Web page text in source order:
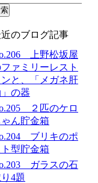
のブログ記事
上野松坂屋
ァミリーレスト
ンと、「メガネ肝
の器
２匹のケロ
ん貯金箱
ブリキのポ
ト型貯金箱
ガラスの石
4題